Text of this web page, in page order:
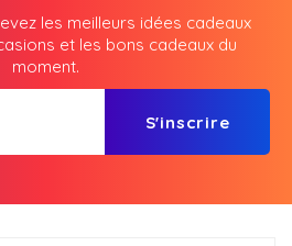
les meilleurs idées cadeaux
et les bons cadeaux du
moment.
S'inscrire